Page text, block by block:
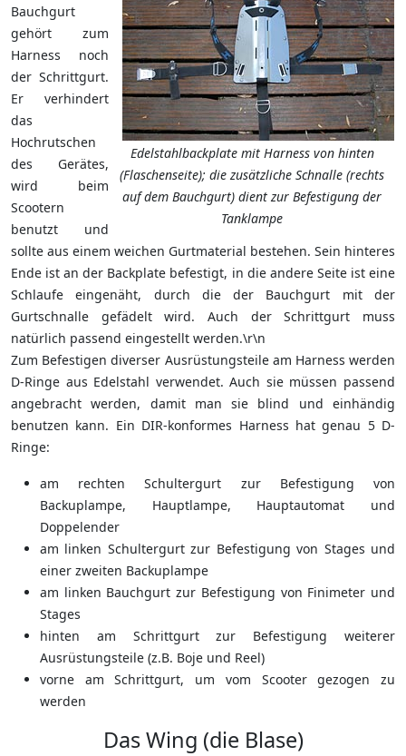
Edelstahlbackplate mit Harness von hinten
(Flaschenseite); die zusätzliche Schnalle (rechts
auf dem Bauchgurt) dient zur Befestigung der
Tanklampe
Bauchgurt
gehört zum
Harness noch
der Schrittgurt.
Er verhindert
das
Hochrutschen
des Gerätes,
wird beim
Scootern
benutzt und
sollte aus einem weichen Gurtmaterial bestehen. Sein hinteres
Ende ist an der Backplate befestigt, in die andere Seite ist eine
Schlaufe eingenäht, durch die der Bauchgurt mit der
Gurtschnalle gefädelt wird. Auch der Schrittgurt muss
natürlich passend eingestellt werden.\r\n
Zum Befestigen diverser Ausrüstungsteile am Harness werden
D-Ringe aus Edelstahl verwendet. Auch sie müssen passend
angebracht werden, damit man sie blind und einhändig
benutzen kann. Ein DIR-konformes Harness hat genau 5 D-
Ringe:
am rechten Schultergurt zur Befestigung von
Backuplampe, Hauptlampe, Hauptautomat und
Doppelender
am linken Schultergurt zur Befestigung von Stages und
einer zweiten Backuplampe
am linken Bauchgurt zur Befestigung von Finimeter und
Stages
hinten am Schrittgurt zur Befestigung weiterer
Ausrüstungsteile (z.B. Boje und Reel)
vorne am Schrittgurt, um vom Scooter gezogen zu
werden
Das Wing (die Blase)